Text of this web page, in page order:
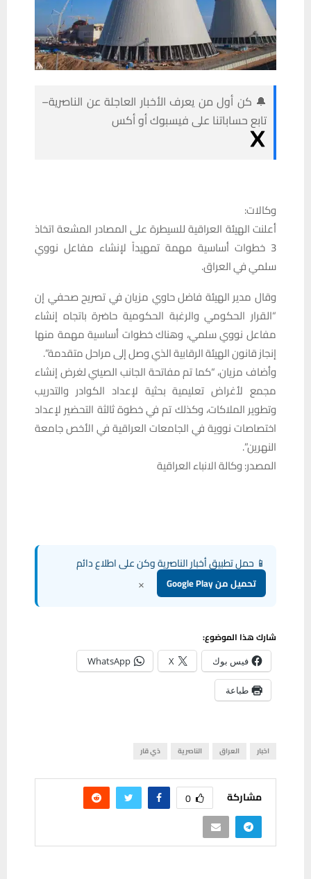
🔔 كن أول من يعرف الأخبار العاجلة عن الناصرية–
تابع حساباتنا على فيسبوك أو أكس
وكالات:
أعلنت الهيئة العراقية للسيطرة على المصادر المشعة اتخاذ
3 خطوات أساسية مهمة تمهيداً لإنشاء مفاعل نووي
سلمي في العراق.
وقال مدير الهيئة فاضل حاوي مزيان في تصريح صحفي إن
“القرار الحكومي والرغبة الحكومية حاضرة باتجاه إنشاء
مفاعل نووي سلمي، وهناك خطوات أساسية مهمة منها
إنجاز قانون الهيئة الرقابية الذي وصل إلى مراحل متقدمة”.
وأضاف مزيان، “كما تم مفاتحة الجانب الصيني لغرض إنشاء
مجمع لأغراض تعليمية بحثية لإعداد الكوادر والتدريب
وتطوير الملاكات، وكذلك تم في خطوة ثالثة التحضير لإعداد
اختصاصات نووية في الجامعات العراقية في الأخص جامعة
النهرين”.
المصدر: وكالة الانباء العراقية
📱 حمل تطبيق أخبار الناصرية وكن على اطلاع دائم
تحميل من Google Play ×
شارك هذا الموضوع:
فيس بوك X
WhatsApp
طباعة
اخبار العراق الناصرية ذي قار
مشاركة 0